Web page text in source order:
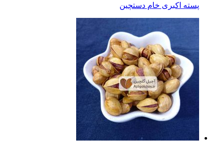
پسته اکبری خام دستچین